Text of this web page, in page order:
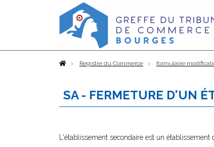
AccueilRegistre du Commerce formulaire
SA - FERMETURE D'UN
L'établissement secondaire est un